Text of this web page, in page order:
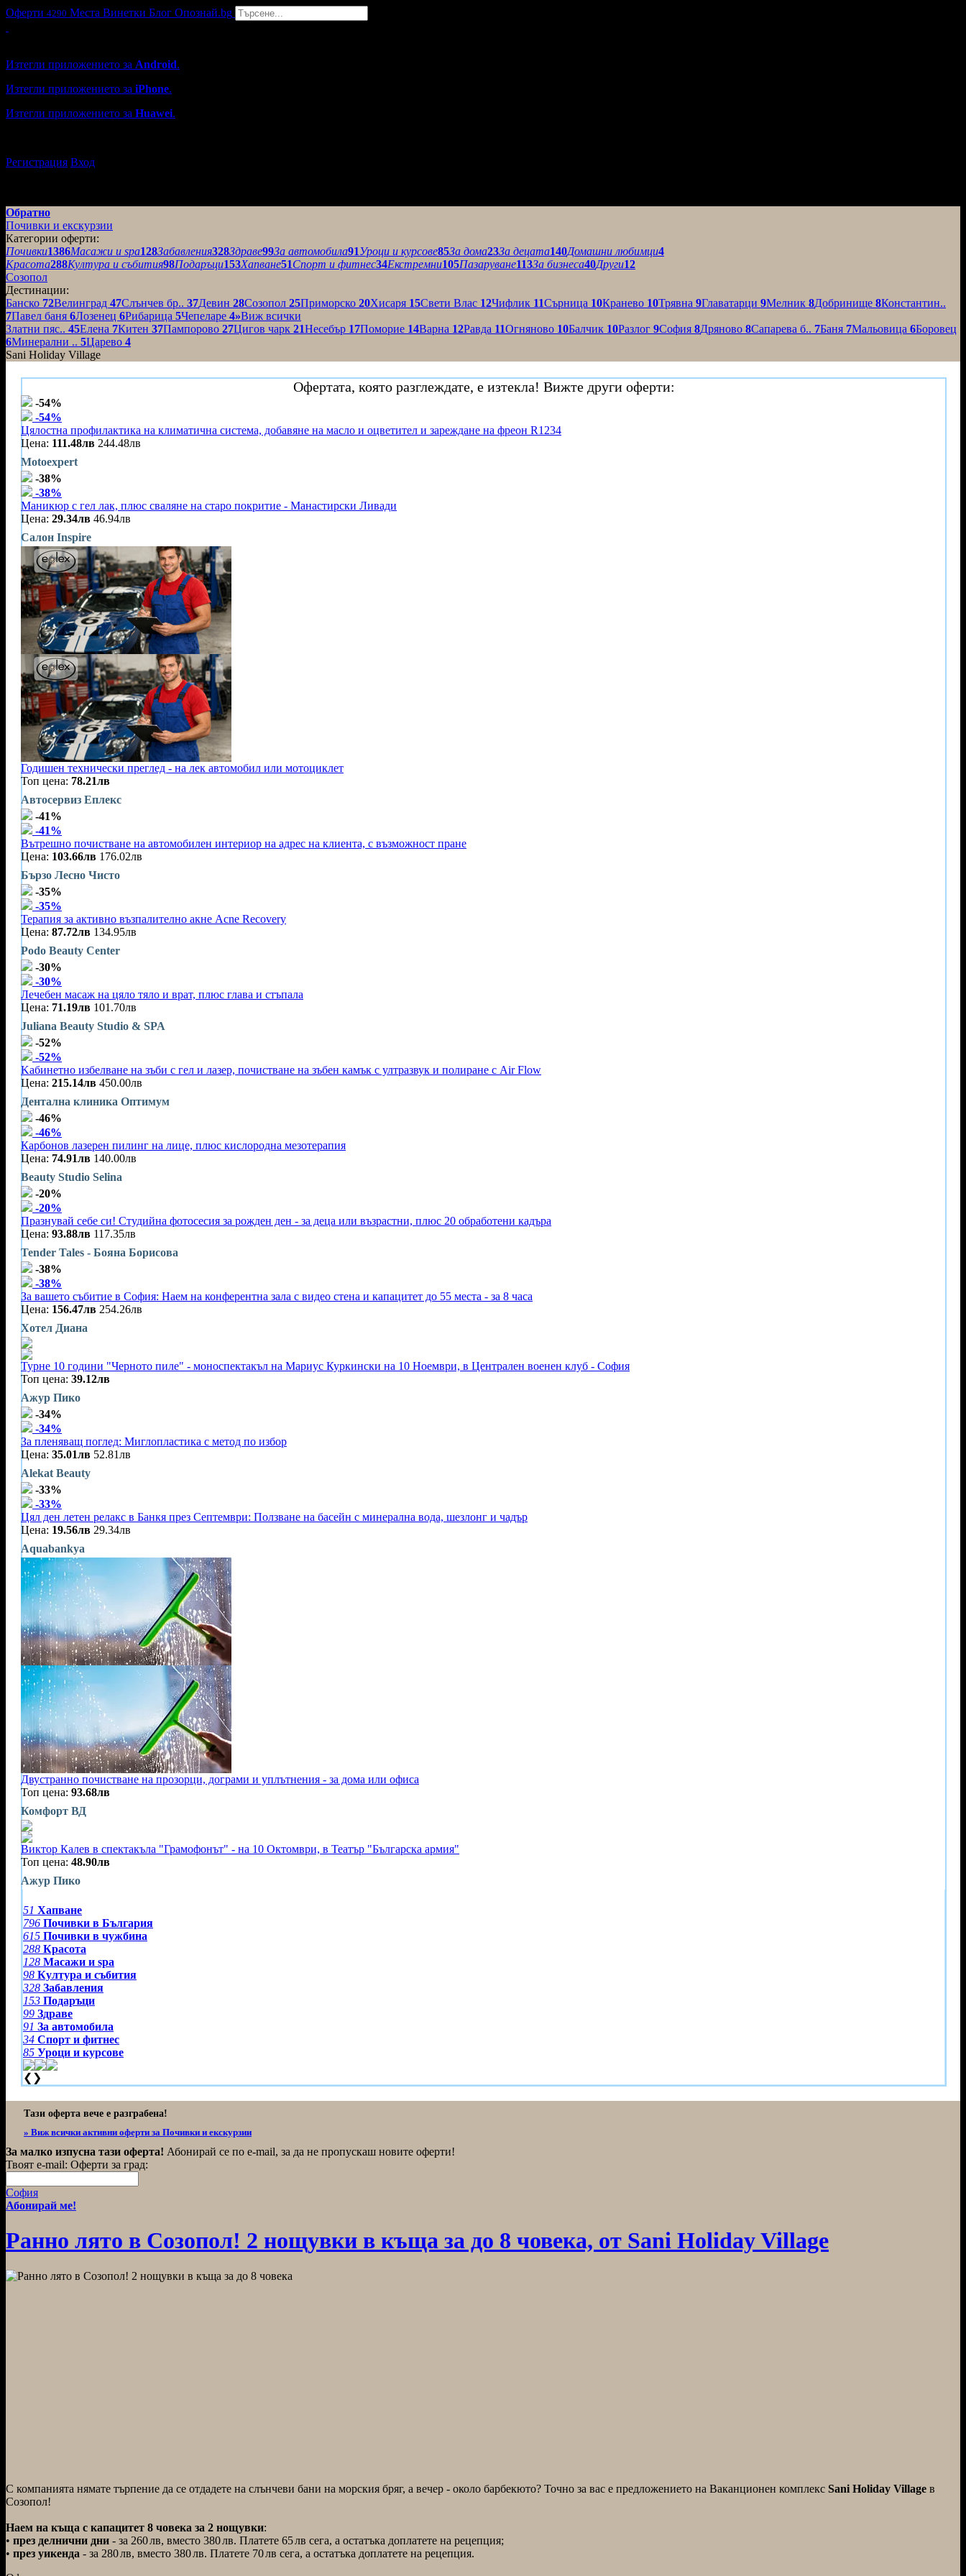
Оферти 4290 Места Винетки Блог Опознай.bg
Изтегли приложението за Android.
Изтегли приложението за iPhone.
Изтегли приложението за Huawei.
Регистрация Вход
Обратно
Почивки и екскурзии
Категории оферти:
Почивки1386Масажи и spa128Забавления328Здраве99За автомобила91Уроци и курсове85За дома23За децата140Домашни любимци4
Красота288Култура и събития98Подаръци153Хапване51Спорт и фитнес34Екстремни105Пазаруване113За бизнеса40Други12
Созопол
Дестинации:
Банско 72Велинград 47Слънчев бр.. 37Девин 28Созопол 25Приморско 20Хисаря 15Свети Влас 12Чифлик 11Сърница 10Кранево 10Трявна 9Главатарци 9Мелник 8Добринище 8Константин..
7Павел баня 6Лозенец 6Рибарица 5Чепеларе 4»Виж всички
Златни пяс.. 45Елена 7Китен 37Пампорово 27Цигов чарк 21Несебър 17Поморие 14Варна 12Равда 11Огняново 10Балчик 10Разлог 9София 8Дряново 8Сапарева б.. 7Баня 7Мальовица 6Боровец
6Минерални .. 5Царево 4
Sani Holiday Village
Офертата, която разглеждате, е изтекла! Вижте други оферти:
-54%
-54%
Цялостна профилактика на климатична система, добавяне на масло и оцветител и зареждане на фреон R1234
Цена: 111.48лв 244.48лв
Motoexpert
-38%
-38%
Маникюр с гел лак, плюс сваляне на старо покритие - Манастирски Ливади
Цена: 29.34лв 46.94лв
Салон Inspire
Годишен технически преглед - на лек автомобил или мотоциклет
Топ цена: 78.21лв
Автосервиз Еплекс
-41%
-41%
Вътрешно почистване на автомобилен интериор на адрес на клиента, с възможност пране
Цена: 103.66лв 176.02лв
Бързо Лесно Чисто
-35%
-35%
Терапия за активно възпалително акне Acne Recovery
Цена: 87.72лв 134.95лв
Podo Beauty Center
-30%
-30%
Лечебен масаж на цяло тяло и врат, плюс глава и стъпала
Цена: 71.19лв 101.70лв
Juliana Beauty Studio & SPA
-52%
-52%
Kабинетно избелване на зъби с гел и лазер, почистване на зъбен камък с ултразвук и полиране с Air Flow
Цена: 215.14лв 450.00лв
Дентална клиника Оптимум
-46%
-46%
Карбонов лазерен пилинг на лице, плюс кислородна мезотерапия
Цена: 74.91лв 140.00лв
Beauty Studio Selina
-20%
-20%
Празнувай себе си! Студийна фотосесия за рожден ден - за деца или възрастни, плюс 20 обработени кадъра
Цена: 93.88лв 117.35лв
Tender Tales - Бояна Борисова
-38%
-38%
За вашето събитие в София: Наем на конферентна зала с видео стена и капацитет до 55 места - за 8 часа
Цена: 156.47лв 254.26лв
Хотел Диана
Турне 10 години "Черното пиле" - моноспектакъл на Мариус Куркински на 10 Ноември, в Централен военен клуб - София
Топ цена: 39.12лв
Ажур Пико
-34%
-34%
За пленяващ поглед: Миглопластика с метод по избор
Цена: 35.01лв 52.81лв
Alekat Beauty
-33%
-33%
Цял ден летен релакс в Банкя през Септември: Ползване на басейн с минерална вода, шезлонг и чадър
Цена: 19.56лв 29.34лв
Aquabankya
Двустранно почистване на прозорци, дограми и уплътнения - за дома или офиса
Топ цена: 93.68лв
Комфорт ВД
Виктор Калев в спектакъла "Грамофонът" - на 10 Октомври, в Театър "Българска армия"
Топ цена: 48.90лв
Ажур Пико
51 Хапване
796 Почивки в България
615 Почивки в чужбина
288 Красота
128 Масажи и spa
98 Култура и събития
328 Забавления
153 Подаръци
99 Здраве
91 За автомобила
34 Спорт и фитнес
85 Уроци и курсове
❮ ❯
Тази оферта вече е разграбена!
» Виж всички активни оферти за Почивки и екскурзии
За малко изпусна тази оферта! Абонирай се по e-mail, за да не пропускаш новите оферти!
Твоят e-mail: Оферти за град:
София
Абонирай ме!
Ранно лято в Созопол! 2 нощувки в къща за до 8 човека, от Sani Holiday Village
С компанията нямате търпение да се отдадете на слънчеви бани на морския бряг, а вечер - около барбекюто? Точно за вас е предложението на Ваканционен комплекс Sani Holiday Village в
Созопол!
Наем на къща с капацитет 8 човека за 2 нощувки:
• през делнични дни - за 260лв, вместо 380лв. Платете 65лв сега, а остатъка доплатете на рецепция;
• през уикенда - за 280лв, вместо 380лв. Платете 70лв сега, а остатъка доплатете на рецепция.